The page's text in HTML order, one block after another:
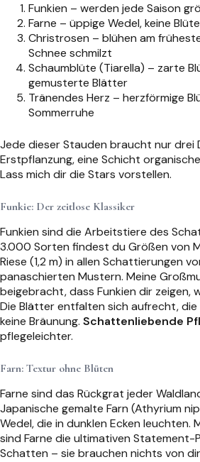
Funkien – werden jede Saison
Farne – üppige Wedel, keine
Christrosen – blühen am
Schnee schmilzt
Schaumblüte (Tiarella) – zarte
gemusterte Blätter
Tränendes Herz – herzförmige
Sommerruhe
Jede dieser Stauden braucht nur drei
Erstpflanzung, eine Schicht
Lass mich dir die Stars vorstellen.
Funkie: Der zeitlose Klassiker
Funkien sind die Arbeitstiere des
3.000 Sorten findest du Größen von
Riese (1,2 m) in allen Schattierungen
panaschierten Mustern. Meine
beigebracht, dass Funkien dir zeigen,
Die Blätter entfalten sich aufrecht, die
keine Bräunung. Schattenliebende
pflegeleichter.
Farn: Textur ohne Blüten
Farne sind das Rückgrat jeder
Japanische gemalte Farn (Athyrium
Wedel, die in dunklen Ecken leuchten.
sind Farne die ultimativen Statement-
Schatten – sie brauchen nichts von